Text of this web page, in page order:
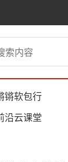
锵软包行
沿云课堂